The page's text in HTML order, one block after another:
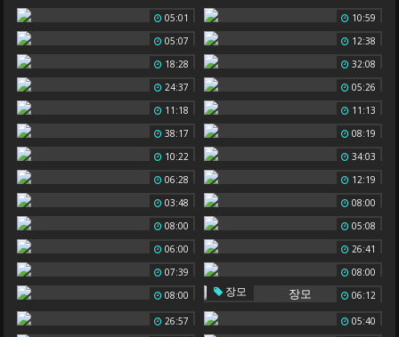
05:01
10:59
05:07
12:38
18:28
32:08
24:37
05:26
11:18
11:13
38:17
08:19
10:22
34:03
06:28
12:19
03:48
08:00
08:00
05:08
06:00
26:41
07:39
08:00
08:00
06:12
장모
26:57
05:40